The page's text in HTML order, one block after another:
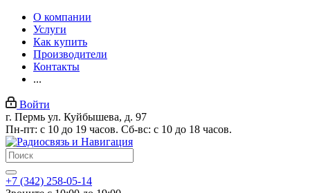
О компании
Услуги
Как купить
Производители
Контакты
...
Войти
г. Пермь ул. Куйбышева, д. 97
Пн-пт: с 10 до 19 часов. Сб-вс: с 10 до 18 часов.
+7 (342) 258-05-14